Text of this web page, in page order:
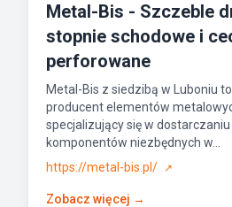
Metal-Bis - Szczeble
stopnie schodowe i
perforowane
Metal-Bis z siedzibą w Luboniu
producent elementów
specjalizujący się w
komponentów niezbędnych w...
https://metal-bis.pl/
↗
Zobacz więcej →